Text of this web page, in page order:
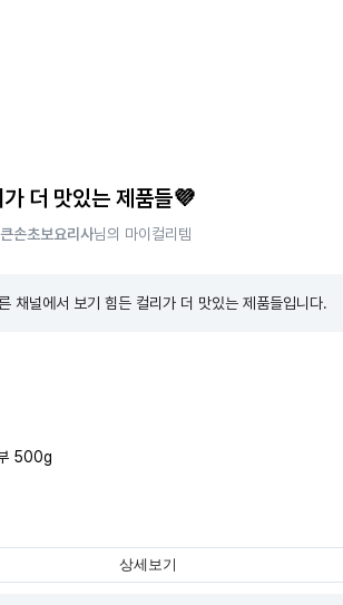
가 더 맛있는 제품들💜
큰손초보요리사님의 마이컬리템
채널에서 보기 힘든 컬리가 더 맛있는 제품들입니다.
500g
상세보기